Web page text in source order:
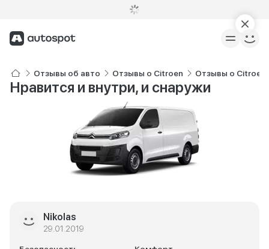
Отзывы об авто Отзывы о Citroen Отзывы о Citroen
Нравится и внутри, и снаружи
Nikolas
29.01.2019